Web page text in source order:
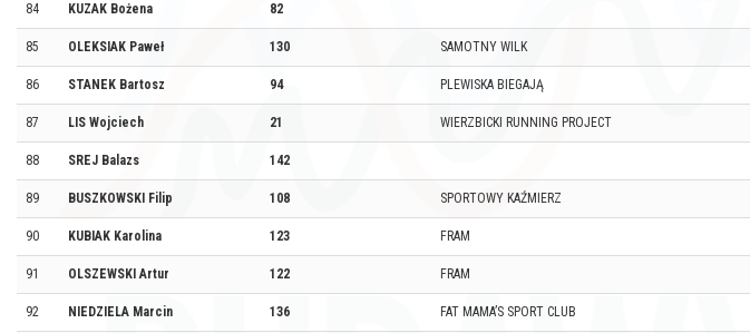
84 KUZAK Bożena 82
85 OLEKSIAK Paweł 130 SAMOTNY WILK
86 STANEK Bartosz 94 PLEWISKA BIEGAJĄ
87 LIS Wojciech 21 WIERZBICKI RUNNING PROJECT
88 SREJ Balazs 142
89 BUSZKOWSKI Filip 108 SPORTOWY KAŹMIERZ
90 KUBIAK Karolina 123 FRAM
91 OLSZEWSKI Artur 122 FRAM
92 NIEDZIELA Marcin 136 FAT MAMA’S SPORT CLUB